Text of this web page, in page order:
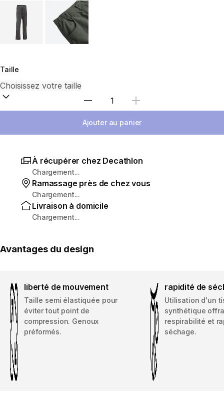
Choose a variant
Taille
Sélectionnez la quantité
Ajouter au panier
À récupérer chez Decathlon
Chargement...
Ramassage près de chez vous
Chargement...
Livraison à domicile
Chargement...
Avantages du design
liberté de mouvement
Taille semi élastiquée pour
éviter tout point de
compression. Genoux
préformés.
rapidité de
Utilisation d'un
synthétique
respirabilité et
séchage.